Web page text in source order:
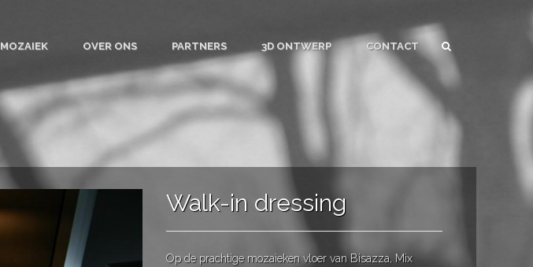
MOZAIEK OVER ONS PARTNERS 3D ONTWERP CONTACT
Walk-in dressing
Op de prachtige mozaieken vloer van Bisazza, Mix